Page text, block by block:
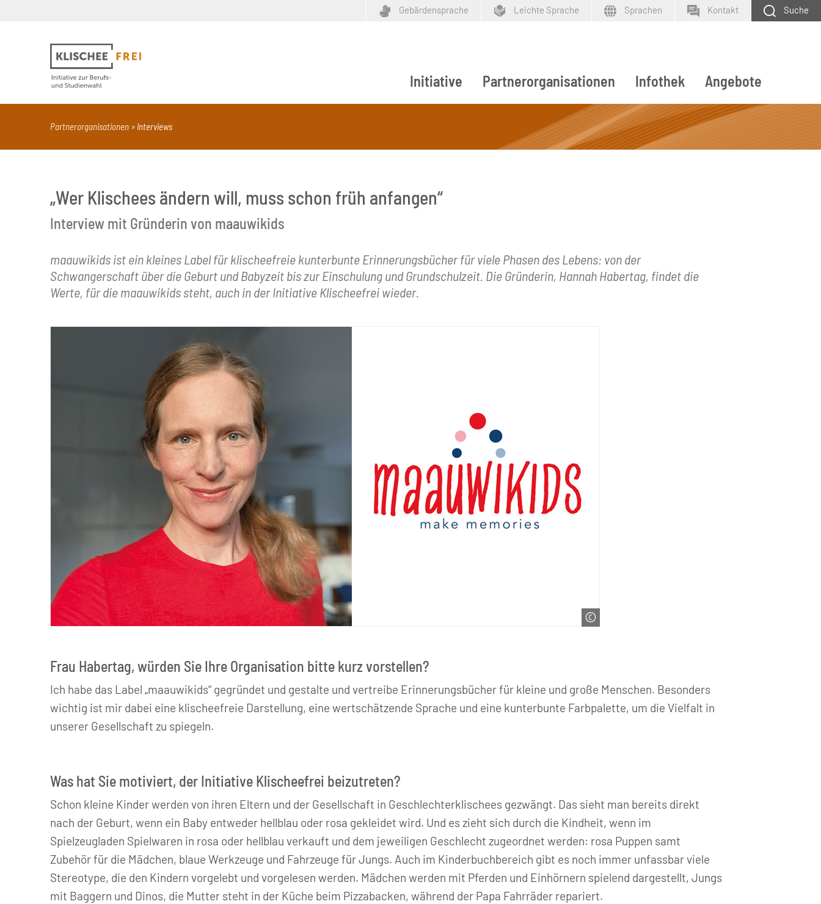
Gebärdensprache Leichte Sprache Sprachen Kontakt Suche
Suchbegriff
SUCHEN
Initiative Partnerorganisationen Infothek Angebote
Partnerorganisationen Interviews
„Wer Klischees ändern will, muss schon früh anfangen“
Interview mit Gründerin von maauwikids
maauwikids ist ein kleines Label für klischeefreie kunterbunte Erinnerungsbücher für viele Phasen des Lebens: von der
Schwangerschaft über die Geburt und Babyzeit bis zur Einschulung und Grundschulzeit. Die Gründerin, Hannah Habertag, findet die
Werte, für die maauwikids steht, auch in der Initiative Klischeefrei wieder.
Frau Habertag, würden Sie Ihre Organisation bitte kurz vorstellen?
Ich habe das Label „maauwikids“ gegründet und gestalte und vertreibe Erinnerungsbücher für kleine und große Menschen. Besonders
wichtig ist mir dabei eine klischeefreie Darstellung, eine wertschätzende Sprache und eine kunterbunte Farbpalette, um die Vielfalt in
unserer Gesellschaft zu spiegeln.
Was hat Sie motiviert, der Initiative Klischeefrei beizutreten?
Schon kleine Kinder werden von ihren Eltern und der Gesellschaft in Geschlechterklischees gezwängt. Das sieht man bereits direkt
nach der Geburt, wenn ein Baby entweder hellblau oder rosa gekleidet wird. Und es zieht sich durch die Kindheit, wenn im
Spielzeugladen Spielwaren in rosa oder hellblau verkauft und dem jeweiligen Geschlecht zugeordnet werden: rosa Puppen samt
Zubehör für die Mädchen, blaue Werkzeuge und Fahrzeuge für Jungs. Auch im Kinderbuchbereich gibt es noch immer unfassbar viele
Stereotype, die den Kindern vorgelebt und vorgelesen werden. Mädchen werden mit Pferden und Einhörnern spielend dargestellt, Jungs
mit Baggern und Dinos, die Mutter steht in der Küche beim Pizzabacken, während der Papa Fahrräder repariert.